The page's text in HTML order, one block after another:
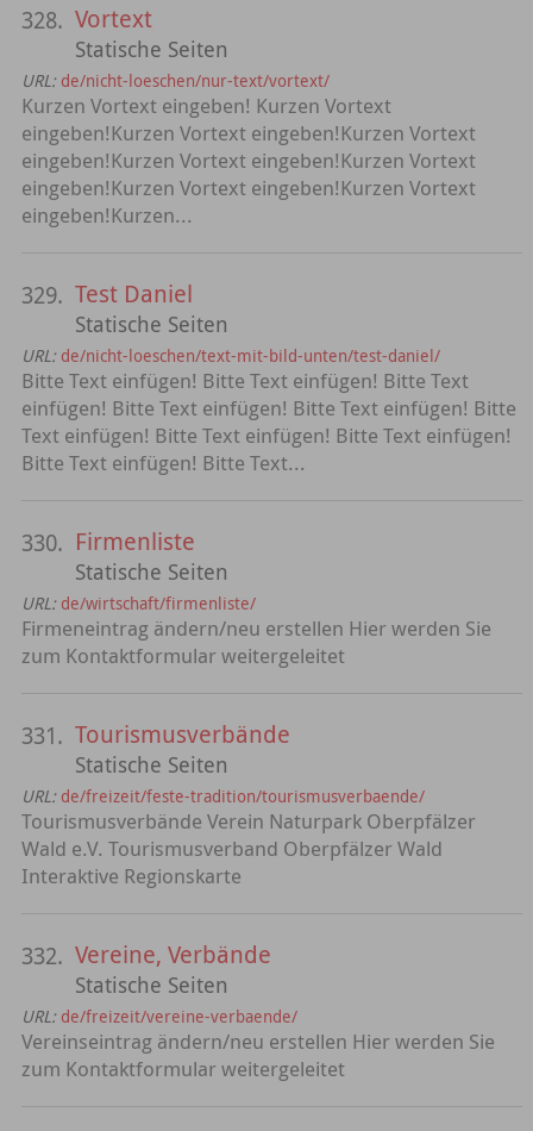
328. Vortext
Statische Seiten
URL: de/nicht-loeschen/nur-text/vortext/
Kurzen Vortext eingeben! Kurzen Vortext
eingeben!Kurzen Vortext eingeben!Kurzen Vortext
eingeben!Kurzen Vortext eingeben!Kurzen Vortext
eingeben!Kurzen Vortext eingeben!Kurzen Vortext
eingeben!Kurzen...
329. Test Daniel
Statische Seiten
URL: de/nicht-loeschen/text-mit-bild-unten/test-daniel/
Bitte Text einfügen! Bitte Text einfügen! Bitte Text
einfügen! Bitte Text einfügen! Bitte Text einfügen! Bitte
Text einfügen! Bitte Text einfügen! Bitte Text einfügen!
Bitte Text einfügen! Bitte Text...
330. Firmenliste
Statische Seiten
URL: de/wirtschaft/firmenliste/
Firmeneintrag ändern/neu erstellen Hier werden Sie
zum Kontaktformular weitergeleitet
331. Tourismusverbände
Statische Seiten
URL: de/freizeit/feste-tradition/tourismusverbaende/
Tourismusverbände Verein Naturpark Oberpfälzer
Wald e.V. Tourismusverband Oberpfälzer Wald
Interaktive Regionskarte
332. Vereine, Verbände
Statische Seiten
URL: de/freizeit/vereine-verbaende/
Vereinseintrag ändern/neu erstellen Hier werden Sie
zum Kontaktformular weitergeleitet